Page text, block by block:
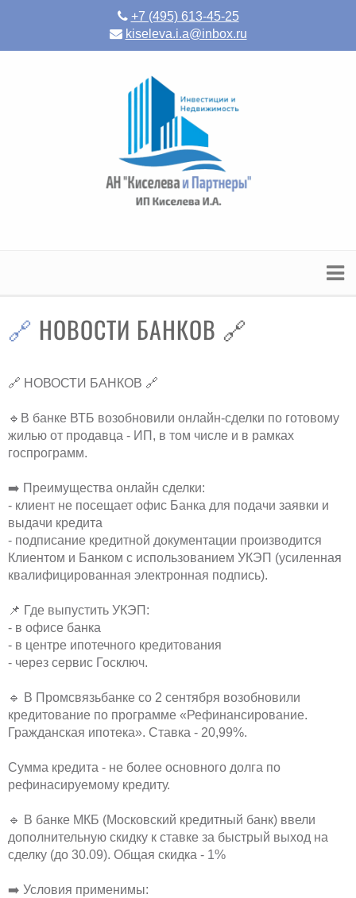
+7 (495) 613-45-25
kiseleva.i.a@inbox.ru
🔗 НОВОСТИ БАНКОВ 🔗
🔗 НОВОСТИ БАНКОВ 🔗
🔹В банке ВТБ возобновили онлайн-сделки по готовому
жилью от продавца - ИП, в том числе и в рамках
госпрограмм.
➡️ Преимущества онлайн сделки:
- клиент не посещает офис Банка для подачи заявки и
выдачи кредита
- подписание кредитной документации производится
Клиентом и Банком с использованием УКЭП (усиленная
квалифицированная электронная подпись).
📌 Где выпустить УКЭП:
- в офисе банка
- в центре ипотечного кредитования
- через сервис Госключ.
🔹 В Промсвязьбанке со 2 сентября возобновили
кредитование по программе «Рефинансирование.
Гражданская ипотека». Ставка - 20,99%.
Сумма кредита - не более основного долга по
рефинасируемому кредиту.
🔹 В банке МКБ (Московский кредитный банк) ввели
дополнительную скидку к ставке за быстрый выход на
сделку (до 30.09). Общая скидка - 1%
➡️ Условия применимы: